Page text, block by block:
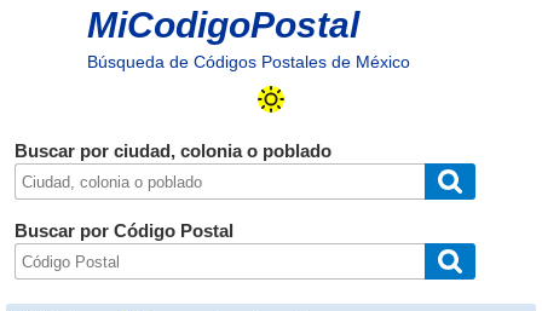
MiCodigoPostal
Búsqueda de Códigos Postales de México
Buscar por ciudad, colonia o poblado
Buscar por Código Postal